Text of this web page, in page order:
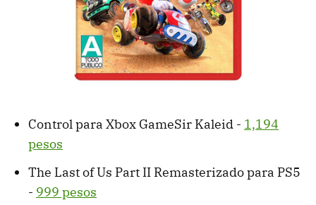
Control para Xbox GameSir Kaleid - 1,194
pesos
The Last of Us Part II Remasterizado para PS5
- 999 pesos